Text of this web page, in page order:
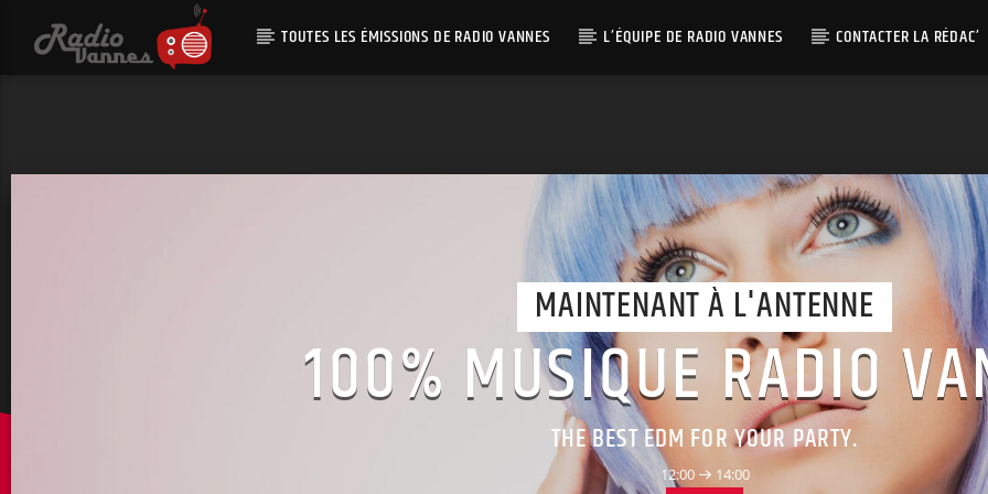
TOUTES LES ÉMISSIONS DE RADIO VANNES L’ÉQUIPE DE RADIO VANNES CONTACTER LA RÉDAC’
MAINTENANT À L'ANTENNE
100% MUSIQUE RADIO
THE BEST EDM FOR YOUR PARTY.
12:00 14:00